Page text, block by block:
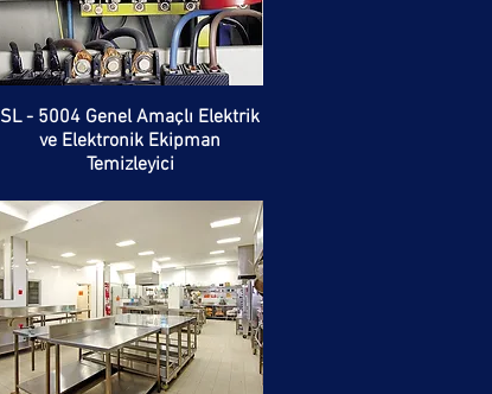
SL - 5004 Genel Amaçlı Elektrik
ve Elektronik Ekipman
Temizleyici